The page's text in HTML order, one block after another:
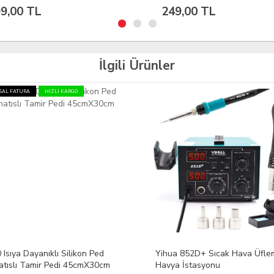
TL 449,00 TL
İlgili Ürünler
852D+ Sıcak Hava Üflemeli
İstasyonu
Andonstar AD106S Dijital
Mikroskop